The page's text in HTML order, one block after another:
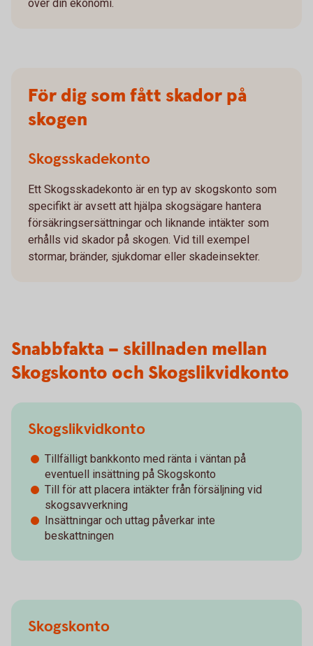
över din ekonomi.
För dig som fått skador på
skogen
Skogsskadekonto
Ett Skogsskadekonto är en typ av skogskonto som
specifikt är avsett att hjälpa skogsägare hantera
försäkringsersättningar och liknande intäkter som
erhålls vid skador på skogen. Vid till exempel
stormar, bränder, sjukdomar eller skadeinsekter.
Snabbfakta – skillnaden mellan
Skogskonto och Skogslikvidkonto
Skogslikvidkonto
Tillfälligt bankkonto med ränta i väntan på
eventuell insättning på Skogskonto
Till för att placera intäkter från försäljning vid
skogsavverkning
Insättningar och uttag påverkar inte
beskattningen
Skogskonto